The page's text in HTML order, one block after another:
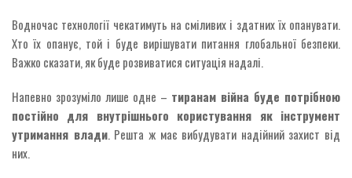
Водночас технології чекатимуть на сміливих і здатних їх опанувати.
Хто їх опанує, той і буде вирішувати питання глобальної безпеки.
Важко сказати, як буде розвиватися ситуація надалі.
Напевно зрозуміло лише одне – тиранам війна буде потрібною
постійно для внутрішнього користування як інструмент
утримання влади. Решта ж має вибудувати надійний захист від
них.